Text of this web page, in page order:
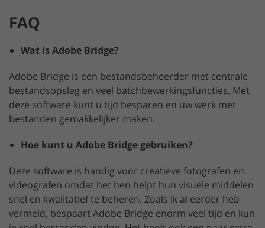
FAQ
Wat is Adobe Bridge?
Adobe Bridge is een bestandsbeheerder met centrale
bestandsopslag en veel batchbewerkingsfuncties. Met
deze software kunt u tijd besparen en uw werk met
bestanden gemakkelijker maken.
Hoe kunt u Adobe Bridge gebruiken?
Deze software is handig voor creatieve fotografen en
videografen omdat het hen helpt hun visuele middelen
snel en kwalitatief te beheren. Zoals ik al eerder heb
vermeld, bespaart Adobe Bridge enorm veel tijd en kun